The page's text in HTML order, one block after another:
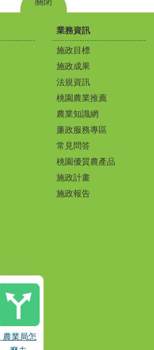
業務資訊
施政目標
施政成果
法規資訊
桃園農業推薦
農業知識網
廉政服務專區
常見問答
桃園優質農產品
施政計畫
施政報告
農業局怎